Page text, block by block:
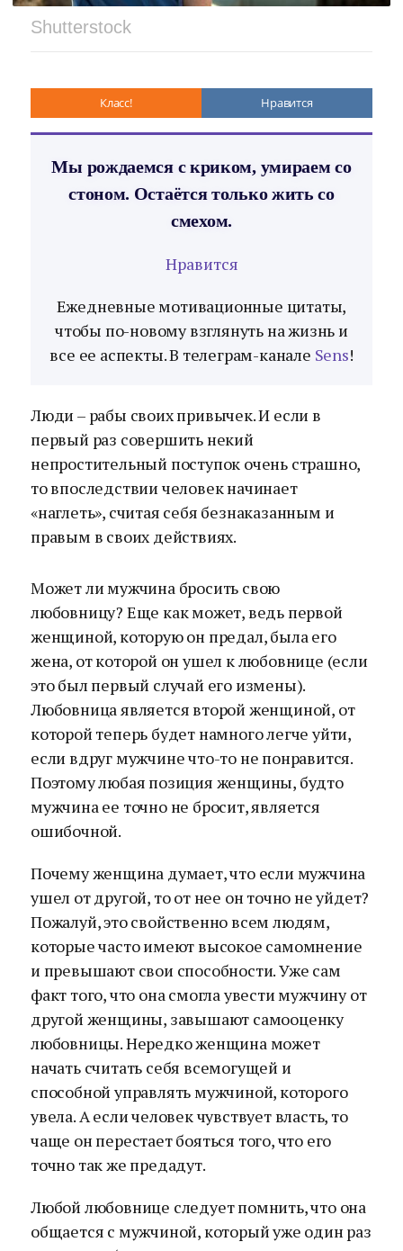
Shutterstock
Класс! Нравится
Мы рождаемся с криком, умираем со
стоном. Остаётся только жить со
смехом.
Нравится
Ежедневные мотивационные цитаты,
чтобы по-новому взглянуть на жизнь и
все ее аспекты. В телеграм-канале Sens!
Люди – рабы своих привычек. И если в
первый раз совершить некий
непростительный поступок очень страшно,
то впоследствии человек начинает
«наглеть», считая себя безнаказанным и
правым в своих действиях.
Может ли мужчина бросить свою
любовницу? Еще как может, ведь первой
женщиной, которую он предал, была его
жена, от которой он ушел к любовнице (если
это был первый случай его измены).
Любовница является второй женщиной, от
которой теперь будет намного легче уйти,
если вдруг мужчине что-то не понравится.
Поэтому любая позиция женщины, будто
мужчина ее точно не бросит, является
ошибочной.
Почему женщина думает, что если мужчина
ушел от другой, то от нее он точно не уйдет?
Пожалуй, это свойственно всем людям,
которые часто имеют высокое самомнение
и превышают свои способности. Уже сам
факт того, что она смогла увести мужчину от
другой женщины, завышают самооценку
любовницы. Нередко женщина может
начать считать себя всемогущей и
способной управлять мужчиной, которого
увела. А если человек чувствует власть, то
чаще он перестает бояться того, что его
точно так же предадут.
Любой любовнице следует помнить, что она
общается с мужчиной, который уже один раз